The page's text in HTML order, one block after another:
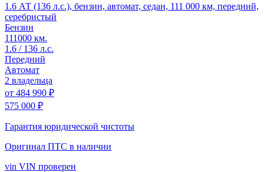
1.6 АТ (136 л.с.), бензин, автомат, седан, 111 000 км, передний,
серебристый
Бензин
111000 км.
1.6 / 136 л.с.
Передний
Автомат
2 владельца
от 484 990 ₽
575 000 ₽
Гарантия юридической чистоты
Оригинал ПТС в наличии
vin VIN проверен